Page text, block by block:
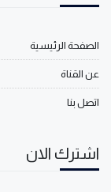
الصفحة الرئيسية
عن القناة
اتصل بنا
اشترك الان